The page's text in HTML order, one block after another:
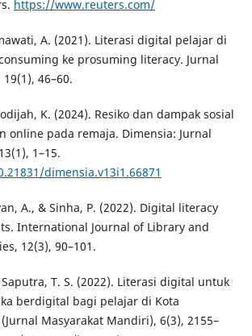
https://www.reuters.com/
A. (2021). Literasi digital pelajar di
ke prosuming literacy. Jurnal
46–60.
K. (2024). Resiko dan dampak sosial
online pada remaja. Dimensia: Jurnal
1–15.
dimensia.v13i1.66871
A., & Sinha, P. (2022). Digital literacy
International Journal of Library and
12(3), 90–101.
T. S. (2022). Literasi digital untuk
berdigital bagi pelajar di Kota
Masyarakat Mandiri), 6(3), 2155–